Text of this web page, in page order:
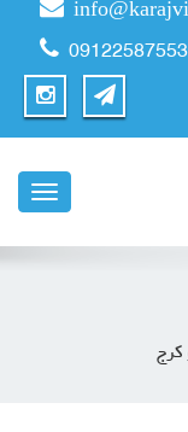
09122587553
ناوبری
کرج